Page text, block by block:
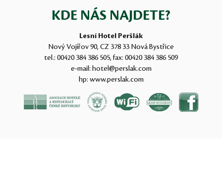
KDE NÁS NAJDETE?
Lesní Hotel Peršlák
Nový Vojířov 90, CZ 378 33 Nová Bystřice
tel.: 00420 384 386 505, fax: 00420 384 386 509
e-mail: hotel@perslak.com
hp: www.perslak.com